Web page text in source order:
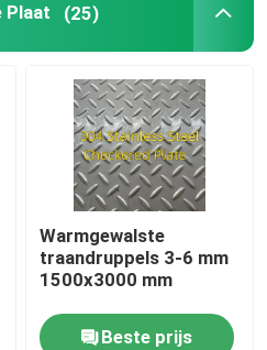
Plaat (25)
Warmgewalste
traandruppels 3-6 mm
1500x3000 mm
Beste prijs